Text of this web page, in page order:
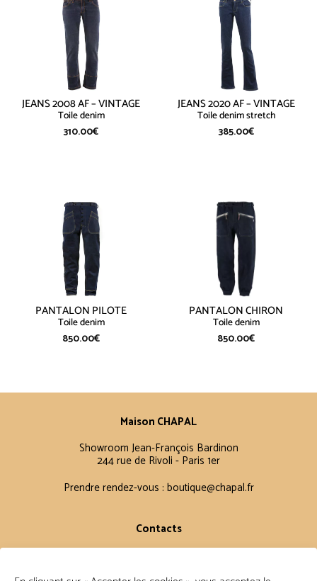
JEANS 2008 AF – VINTAGE
Toile denim
310.00€
JEANS 2020 AF – VINTAGE
Toile denim stretch
385.00€
PANTALON PILOTE
Toile denim
850.00€
PANTALON CHIRON
Toile denim
850.00€
Maison CHAPAL
Showroom Jean-François Bardinon
244 rue de Rivoli - Paris 1er
Prendre rendez-vous : boutique@chapal.fr
Contacts